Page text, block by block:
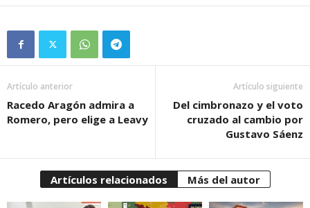
Artículo anterior
Racedo Aragón admira a
Romero, pero elige a Leavy
Artículo siguiente
Del cimbronazo y el voto
cruzado al cambio por
Gustavo Sáenz
Artículos relacionados Más del autor